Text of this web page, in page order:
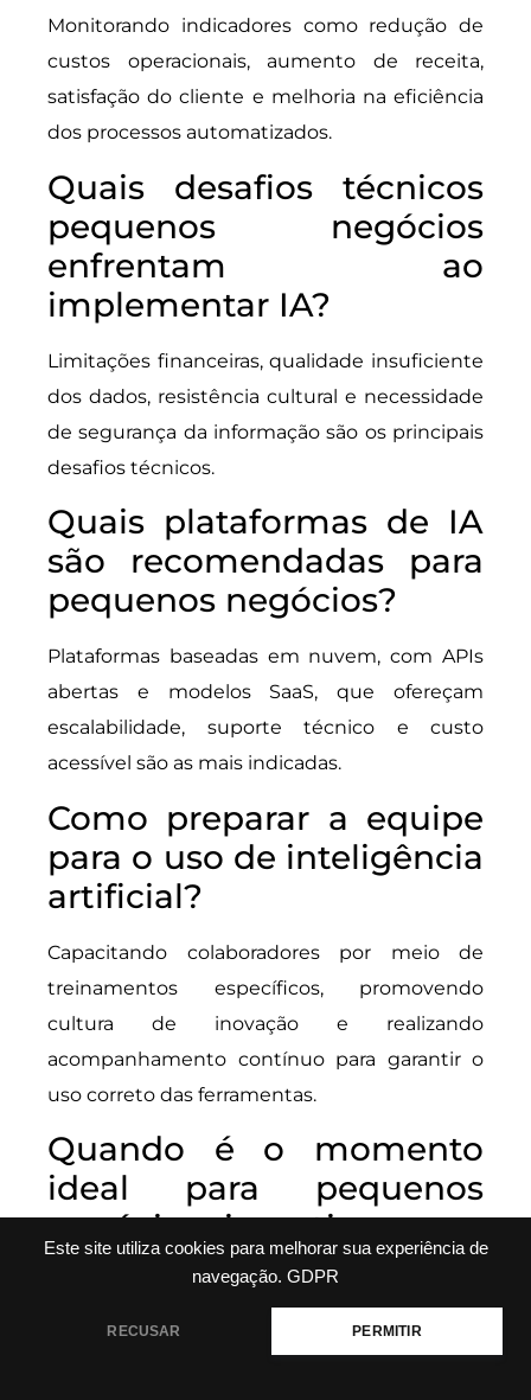
Este site utiliza cookies para melhorar sua experiência de
navegação. GDPR
RECUSAR PERMITIR
Monitorando indicadores como redução de
custos operacionais, aumento de receita,
satisfação do cliente e melhoria na eficiência
dos processos automatizados.
Quais desafios técnicos
pequenos negócios
enfrentam ao
implementar IA?
Limitações financeiras, qualidade insuficiente
dos dados, resistência cultural e necessidade
de segurança da informação são os principais
desafios técnicos.
Quais plataformas de IA
são recomendadas para
pequenos negócios?
Plataformas baseadas em nuvem, com APIs
abertas e modelos SaaS, que ofereçam
escalabilidade, suporte técnico e custo
acessível são as mais indicadas.
Como preparar a equipe
para o uso de inteligência
artificial?
Capacitando colaboradores por meio de
treinamentos específicos, promovendo
cultura de inovação e realizando
acompanhamento contínuo para garantir o
uso correto das ferramentas.
Quando é o momento
ideal para pequenos
negócios investirem em
IA?
Quando existe clareza sobre objetivos,
disponibilidade de dados relevantes e